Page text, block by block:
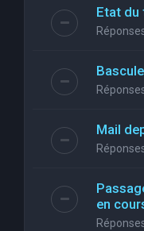
Etat du
Mail
en